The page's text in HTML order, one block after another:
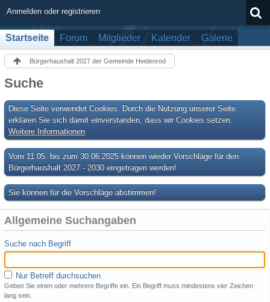
Anmelden oder registrieren
Startseite Forum Mitglieder Kalender Galerie
Bürgerhaushalt 2027 der Gemeinde Heidenrod
Suche
Diese Seite verwendet Cookies. Durch die Nutzung unserer Seite
erklären Sie sich damit einverstanden, dass wir Cookies setzen.
Weitere Informationen
Vom 11.05. bis zum 30.06.2025 können wieder Vorschläge für den
Bürgerhaushalt 2027 - 2030 eingetragen werden!
Sie können für die Vorschläge abstimmen!
Allgemeine Suchangaben
Suche nach Begriff
Nur Betreff durchsuchen
Geben Sie einen oder mehrere Begriffe ein. Ein Begriff muss mindestens vier Zeichen
lang sein.